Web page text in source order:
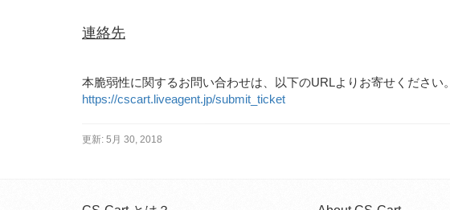
連絡先
本脆弱性に関するお問い合わせは、以下のURLよりお寄せください。
https://cscart.liveagent.jp/submit_ticket
更新: 5月 30, 2018